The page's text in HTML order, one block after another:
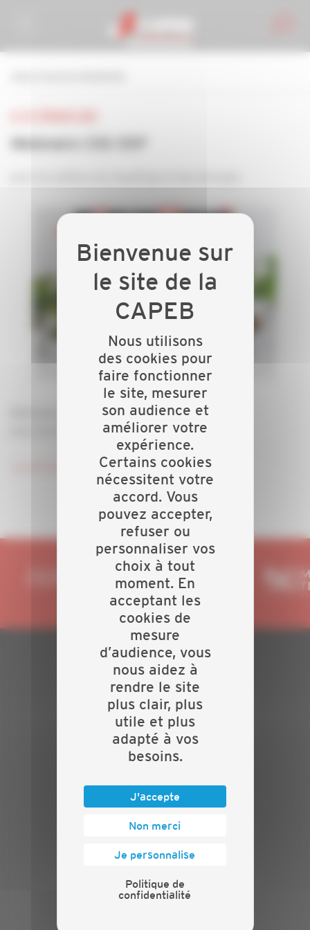
Webinaire CEE EDF
pour les métiers du chauffage et des énergies
PLAN DU SITE
Actualités
Evénements
Présentation
Nos batailles
INFORMATIONS
Mentions légales
PRESSE
Nous utilisons
des cookies pour
faire fonctionner
le site, mesurer
son audience et
améliorer votre
expérience.
Certains cookies
nécessitent votre
accord. Vous
pouvez accepter,
refuser ou
personnaliser vos
choix à tout
moment. En
acceptant les
cookies de
mesure
d’audience, vous
nous aidez à
rendre le site
plus clair, plus
utile et plus
adapté à vos
besoins.
J'accepte
Non merci
Je personnalise
Politique de
confidentialité